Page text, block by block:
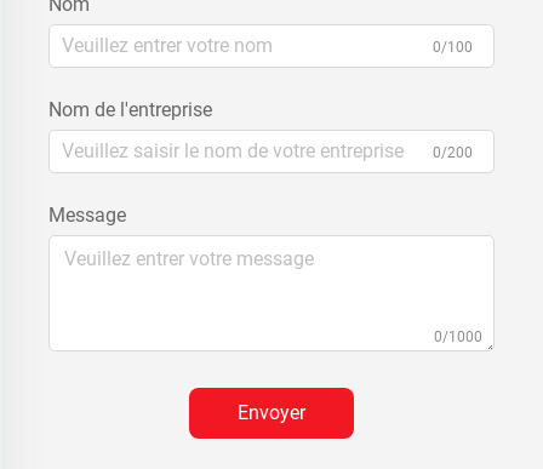
0/100
Nom de l'entreprise
0/200
Message
0/1000
Envoyer